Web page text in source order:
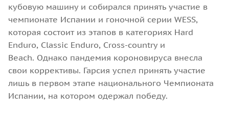
кубовую машину и собирался принять участие в
чемпионате Испании и гоночной серии WESS,
которая состоит из этапов в категориях Hard
Enduro, Classic Enduro, Cross-country и
Beach. Однако пандемия короновируса внесла
свои коррективы. Гарсия успел принять участие
лишь в первом этапе национального Чемпионата
Испании, на котором одержал победу.